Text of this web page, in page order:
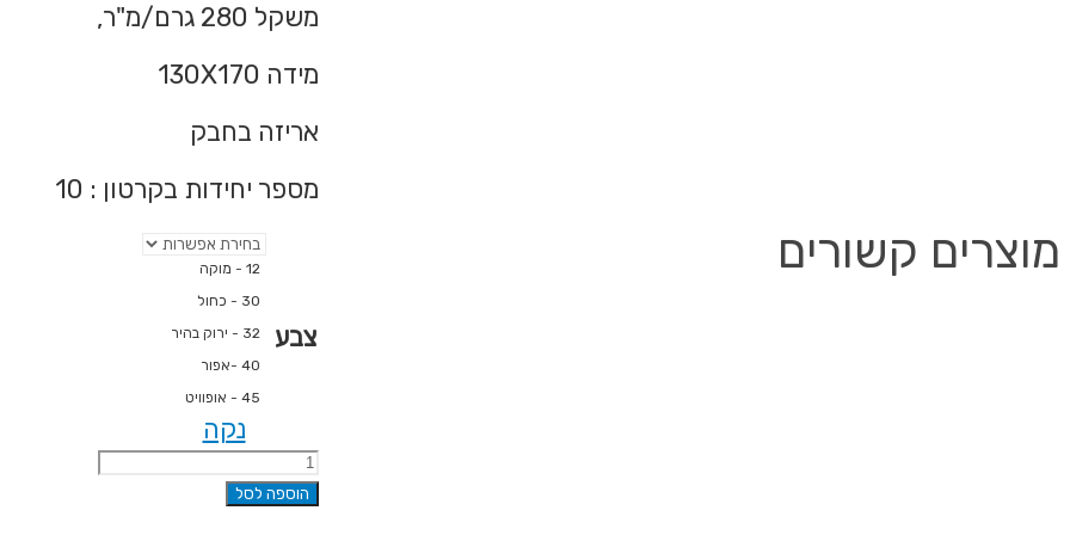
משקל 280 גרם/מ"ר,
מידה 130X170
אריזה בחבק
מספר יחידות בקרטון : 10
צבע
12 - מוקה
30 - כחול
32 - ירוק בהיר
40 -אפור
45 - אופוויט
נקה
כמות
של
הוספה לסל
מוצרים קשורים